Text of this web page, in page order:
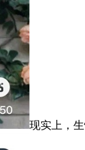
现实上，生